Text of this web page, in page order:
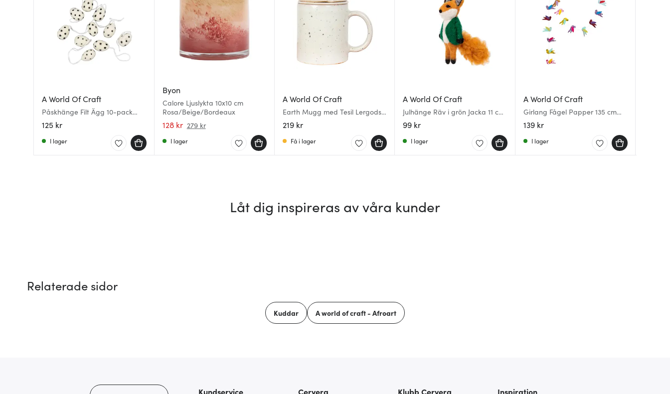
A World Of Craft
Påskhänge Filt Ägg 10-pack
Vit/Svart
125 kr
I lager
Byon
Calore Ljuslykta 10x10 cm
Rosa/Beige/Bordeaux
128 kr 279 kr
I lager
A World Of Craft
Earth Mugg med Tesil Lergods
10x8,5 cm
219 kr
Få i lager
A World Of Craft
Julhänge Räv i grön Jacka 11 cm
Brun
99 kr
I lager
A World Of Craft
Girlang Fågel Papper 135 cm
Multi
139 kr
I lager
Låt dig inspireras av våra kunder
Relaterade sidor
Kuddar A world of craft - Afroart
Kundservice
Cervera
Klubb Cervera
Inspiration